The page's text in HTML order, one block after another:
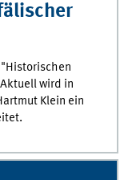
wird in
Klein ein